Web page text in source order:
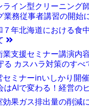
ライン型クリーニング
業務従事者講習の開始
７年北海道における食
業支援セミナー講演内
る カスハラ対策のす
セミナーinいしかり開
はAIで変わる！経営の
効果ガス排出量の削減